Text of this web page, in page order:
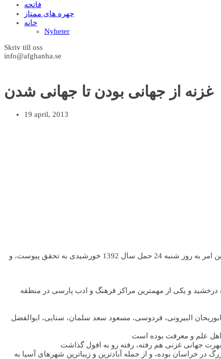
فاتحه
چهره های ممتاز
خانه
Nyheter
Skriv till oss
info@afghanha.se
غزنه از جهانی بودن تا جهانی شدن
19 april, 2013
شش سال پیش در سال 2007 شهر غزنی درنشست وزرای فرهنگ کشورهای اسلامی بعنوان پایتخت فرهنگی جهان اسلام در سال 2013 نامزد شد. این امر به روز شنبه 24 حمل سال 1392 خورشیدی به تحقق پیوست، و
هجری ـ خورشیدی بعنوان پایتخت سلسله غزنویان انتخاب شد. در قرن 11 میلادی غزنی یکباره درخشید و یکی از مهمترین مراکز فرهنگ و ادب پارسی در منطقه
البیرونی، فردوسی، مسعود سعد سلمان، سنایی، ابوالفضل
اهل علم و معرفت بوده است
خراسان بوده، و از جمله آبادترین و زیباترین شهرهای آسیا به